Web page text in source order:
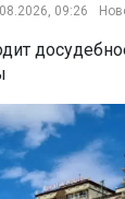
09:26